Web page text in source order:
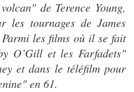
de Terence Young,
les tournages de James
les films où il se fait
O’Gill et les Farfadets"
et dans le téléfilm pour
en 61.